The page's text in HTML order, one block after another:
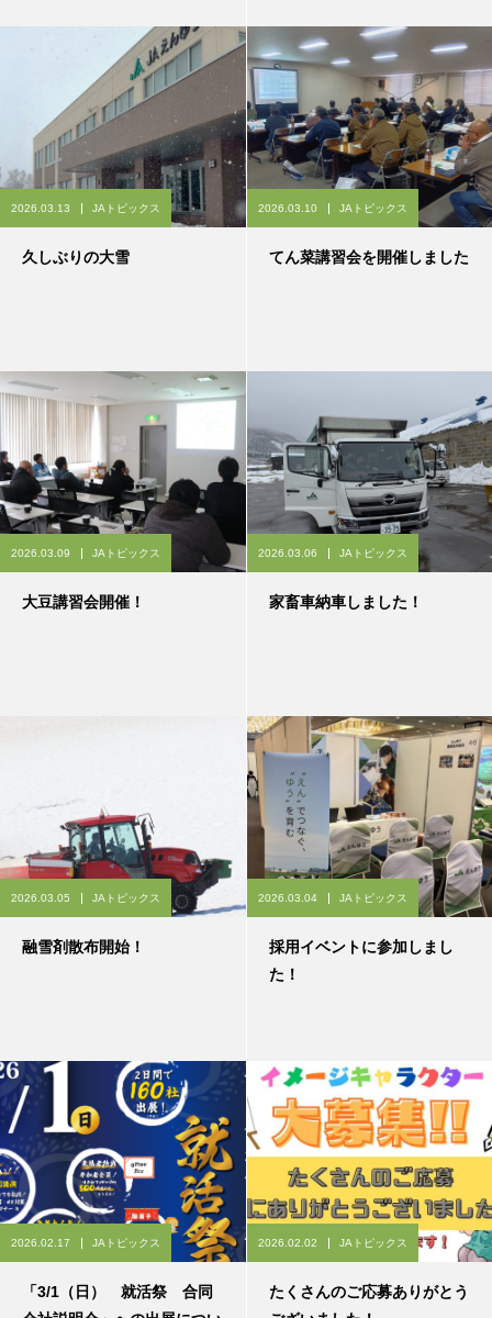
2026.03.13 JAトピックス
久しぶりの大雪
2026.03.10 JAトピックス
てん菜講習会を開催しました
2026.03.09 JAトピックス
大豆講習会開催！
2026.03.06 JAトピックス
家畜車納車しました！
2026.03.05 JAトピックス
融雪剤散布開始！
2026.03.04 JAトピックス
採用イベントに参加しまし
た！
2026.02.17 JAトピックス
「3/1（日） 就活祭 合同
2026.02.02 JAトピックス
たくさんのご応募ありがとう